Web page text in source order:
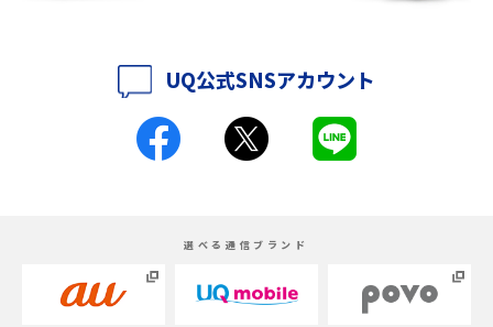
iPhone 16とiPhone 15の違いは？カメラ・スペック・機能を徹底比較
iPhoneの機種変更のやり方は？事前準備・手順やデータ移行方法をわかり
Androidスマホとは？特徴やメリット・デメリット、おススメ機種を紹介
UQ公式SNSアカウント
選べる通信ブランド